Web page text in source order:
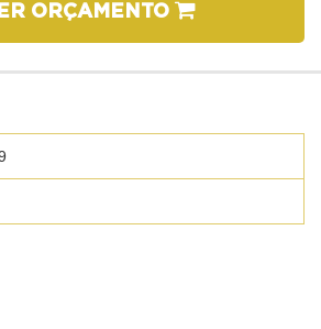
ORÇAMENTO